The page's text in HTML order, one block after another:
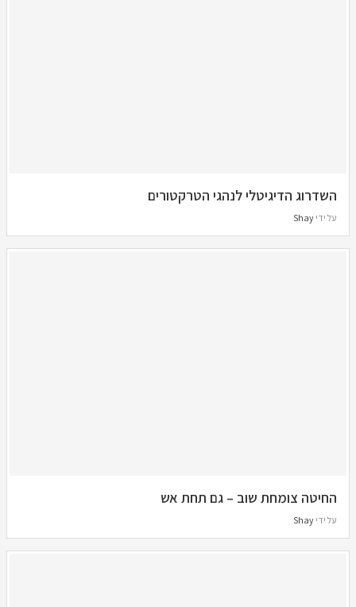
השדרוג הדיגיטלי לנהגי הטרקטורים
על ידי Shay
החיטה צומחת שוב – גם תחת אש
על ידי Shay